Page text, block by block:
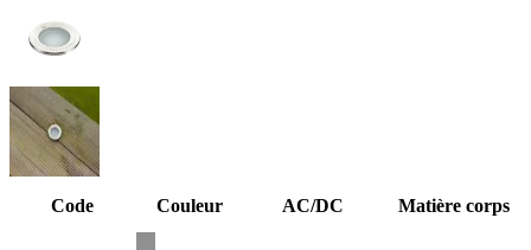
Code Couleur AC/DC Matière corps